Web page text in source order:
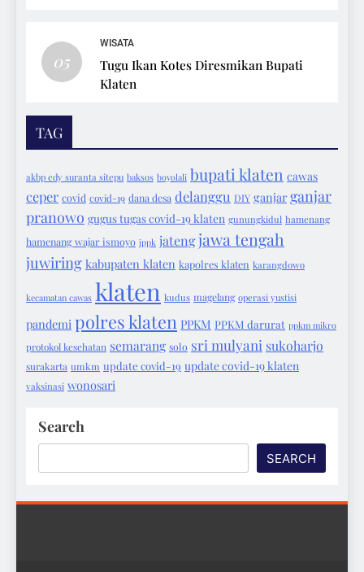
05
WISATA
Tugu Ikan Kotes Diresmikan Bupati
Klaten
TAG
akbp edy suranta sitepu baksos boyolali bupati klaten cawas
ceper covid covid-19 dana desa delanggu DIY ganjar ganjar
pranowo gugus tugas covid-19 klaten gunungkidul hamenang
hamenang wajar ismoyo ippk jatengjawa tengah
juwiring kabupaten klaten kapolres klaten karangdowo
kecamatan cawas klaten kudus magelang operasi yustisi
pandemi polres klaten PPKM PPKM darurat ppkm mikro
protokol kesehatan semarang solo sri mulyani sukoharjo
surakarta umkm update covid-19 update covid-19 klaten
vaksinasi wonosari
Search
SEARCH